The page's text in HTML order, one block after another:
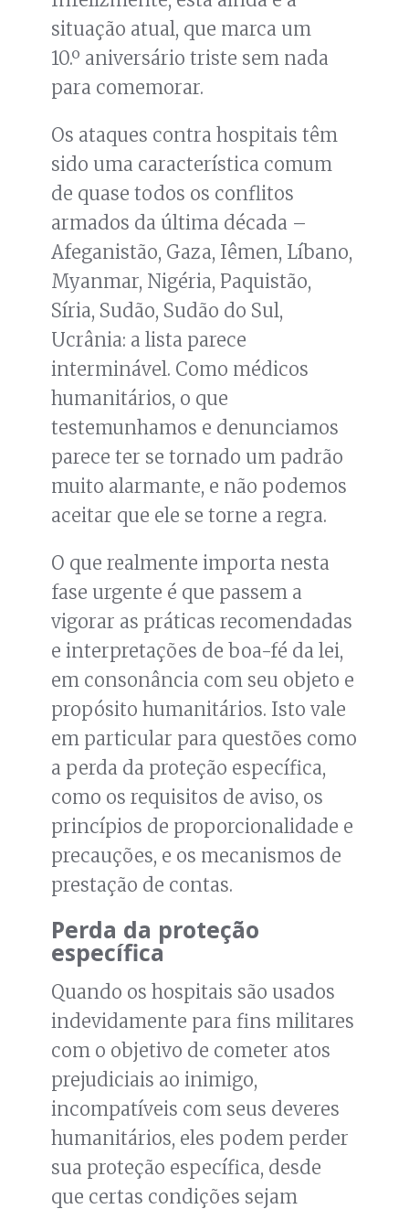
situação atual, que marca um
10.º aniversário triste sem nada
para comemorar.
Os ataques contra hospitais têm
sido uma característica comum
de quase todos os conflitos
armados da última década –
Afeganistão, Gaza, Iêmen, Líbano,
Myanmar, Nigéria, Paquistão,
Síria, Sudão, Sudão do Sul,
Ucrânia: a lista parece
interminável. Como médicos
humanitários, o que
testemunhamos e denunciamos
parece ter se tornado um padrão
muito alarmante, e não podemos
aceitar que ele se torne a regra.
O que realmente importa nesta
fase urgente é que passem a
vigorar as práticas recomendadas
e interpretações de boa-fé da lei,
em consonância com seu objeto e
propósito humanitários. Isto vale
em particular para questões como
a perda da proteção específica,
como os requisitos de aviso, os
princípios de proporcionalidade e
precauções, e os mecanismos de
prestação de contas.
Perda da proteção
específica
Quando os hospitais são usados
indevidamente para fins militares
com o objetivo de cometer atos
prejudiciais ao inimigo,
incompatíveis com seus deveres
humanitários, eles podem perder
sua proteção específica, desde
que certas condições sejam